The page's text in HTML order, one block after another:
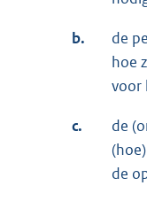
b.
de
hoe
voor
c.
de
de